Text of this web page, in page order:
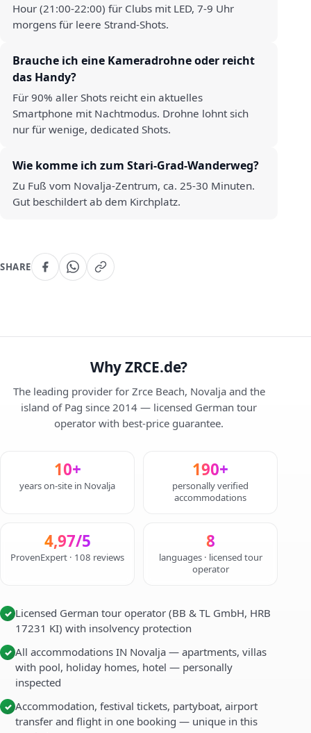
Hour (21:00-22:00) für Clubs mit LED, 7-9 Uhr
morgens für leere Strand-Shots.
Brauche ich eine Kameradrohne oder reicht
das Handy?
Für 90% aller Shots reicht ein aktuelles
Smartphone mit Nachtmodus. Drohne lohnt sich
nur für wenige, dedicated Shots.
Wie komme ich zum Stari-Grad-Wanderweg?
Zu Fuß vom Novalja-Zentrum, ca. 25-30 Minuten.
Gut beschildert ab dem Kirchplatz.
SHARE
Why ZRCE.de?
The leading provider for Zrce Beach, Novalja and the
island of Pag since 2014 — licensed German tour
operator with best-price guarantee.
10+
years on-site in Novalja
190+
personally verified
accommodations
4,97/5
ProvenExpert · 108 reviews
8
languages · licensed tour
operator
✓ Licensed German tour operator (BB & TL GmbH, HRB
17231 KI) with insolvency protection
✓ All accommodations IN Novalja — apartments, villas
with pool, holiday homes, hotel — personally
inspected
✓ Accommodation, festival tickets, partyboat, airport
transfer and flight in one booking — unique in this